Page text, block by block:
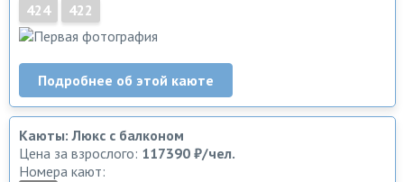
424
422
Подробнее об этой каюте
Каюты: Люкс с балконом
Цена за взрослого: 117390 ₽/чел.
Номера кают: